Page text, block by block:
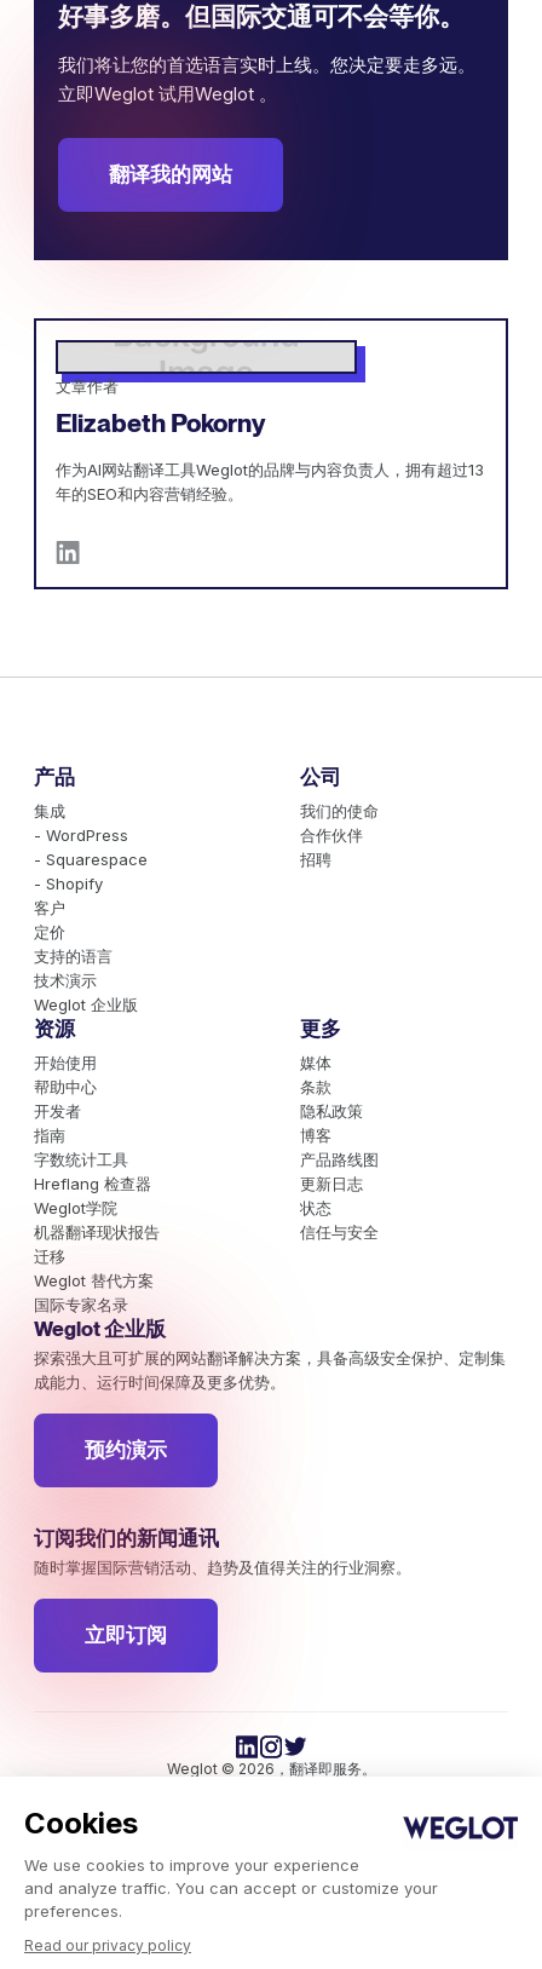
Cookies
We use cookies to improve your experience
and analyze traffic. You can accept or customize your
preferences.
Read our privacy policy
好事多磨。但国际交通可不会等你。
我们将让您的首选语言实时上线。您决定要走多远。
立即Weglot 试用Weglot 。
翻译我的网站
文章作者
Elizabeth Pokorny
作为AI网站翻译工具Weglot的品牌与内容负责人，拥有超过13
年的SEO和内容营销经验。
产品
集成
- WordPress
- Squarespace
- Shopify
客户
定价
支持的语言
技术演示
Weglot 企业版
公司
我们的使命
合作伙伴
招聘
资源
开始使用
帮助中心
开发者
指南
字数统计工具
Hreflang 检查器
Weglot学院
机器翻译现状报告
迁移
Weglot 替代方案
国际专家名录
更多
媒体
条款
隐私政策
博客
产品路线图
更新日志
状态
信任与安全
Weglot 企业版
探索强大且可扩展的网站翻译解决方案，具备高级安全保护、定制集
成能力、运行时间保障及更多优势。
预约演示
订阅我们的新闻通讯
随时掌握国际营销活动、趋势及值得关注的行业洞察。
立即订阅
Weglot © 2026，翻译即服务。